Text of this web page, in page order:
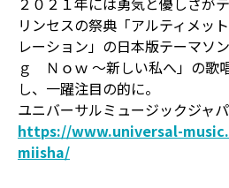
リンセスの祭典「アルティメッ
レーション」の日本版テーマソ
ｇ Ｎｏｗ 〜新しい私へ」の歌
し、一躍注目の的に。
ユニバーサルミュージックジャ
https://www.universal-
miisha/